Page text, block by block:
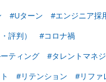
#Uターン #エンジニア採
評判）
#コロナ禍
ティング
#タレントマネ
#リテンション #リファ